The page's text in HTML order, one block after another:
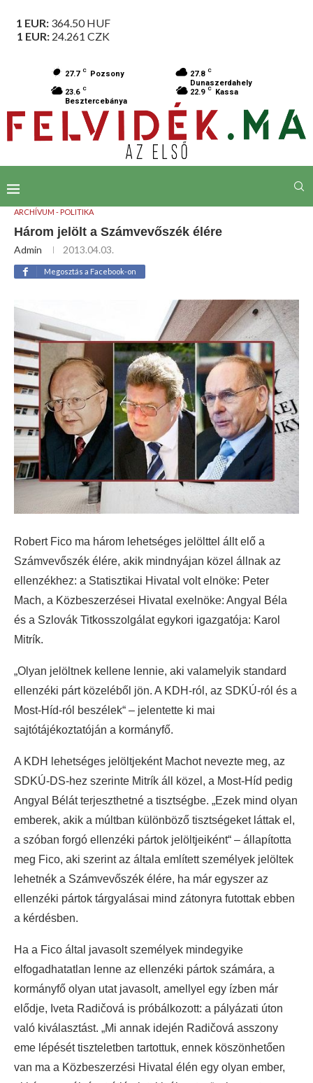
1 EUR: 364.50HUF
1 EUR: 24.261 CZK
27.7 C Pozsony 27.8 C
Dunaszerdahely
23.6 C
Besztercebánya
22.9 C Kassa
ARCHÍVUM - POLITIKA
Három jelölt a Számvevőszék élére
Admin 2013.04.03.
Megosztás a Facebook-on
Robert Fico ma három lehetséges jelölttel állt elő a
Számvevőszék élére, akik mindnyájan közel állnak az
ellenzékhez: a Statisztikai Hivatal volt elnöke: Peter
Mach, a Közbeszerzései Hivatal exelnöke: Angyal Béla
és a Szlovák Titkosszolgálat egykori igazgatója: Karol
Mitrík.
„Olyan jelöltnek kellene lennie, aki valamelyik standard
ellenzéki párt közeléből jön. A KDH-ról, az SDKÚ-ról és a
Most-Híd-ról beszélek“ – jelentette ki mai
sajtótájékoztatóján a kormányfő.
A KDH lehetséges jelöltjeként Machot nevezte meg, az
SDKÚ-DS-hez szerinte Mitrík áll közel, a Most-Híd pedig
Angyal Bélát terjeszthetné a tisztségbe. „Ezek mind olyan
emberek, akik a múltban különböző tisztségeket láttak el,
a szóban forgó ellenzéki pártok jelöltjeiként“ – állapította
meg Fico, aki szerint az általa említett személyek jelöltek
lehetnék a Számvevőszék élére, ha már egyszer az
ellenzéki pártok tárgyalásai mind zátonyra futottak ebben
a kérdésben.
Ha a Fico által javasolt személyek mindegyike
elfogadhatatlan lenne az ellenzéki pártok számára, a
kormányfő olyan utat javasolt, amellyel egy ízben már
elődje, Iveta Radičová is próbálkozott: a pályázati úton
való kiválasztást. „Mi annak idején Radičová asszony
eme lépését tiszteletben tartottuk, ennek köszönhetően
van ma a Közbeszerzési Hivatal élén egy olyan ember,